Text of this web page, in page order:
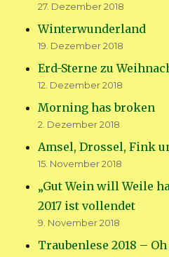
27. Dezember 2018
Winterwunderland
19. Dezember 2018
Erd-Sterne zu
12. Dezember 2018
Morning has broken
2. Dezember 2018
Amsel, Drossel, Fink
15. November 2018
„Gut Wein will Weile
2017 ist vollendet
9. November 2018
Traubenlese 2018 –